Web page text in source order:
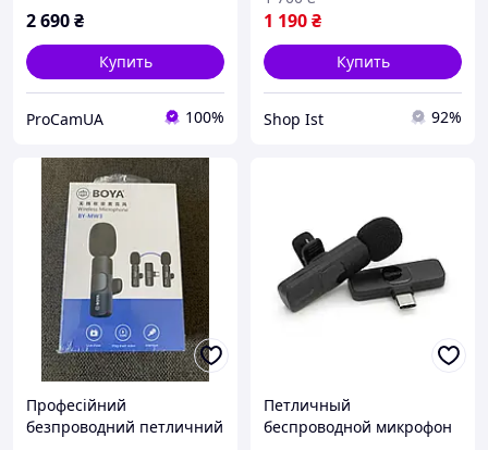
2 690₴
Купить
ProCamUA 100%
1 190₴
Купить
Shop Ist 92%
Професійний
безпроводний петличний
Петличный
беспроводной микрофон